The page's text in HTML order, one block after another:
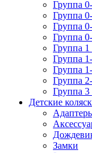
Группа
Группа
Группа
Группа
Группа 1
Группа
Группа
Группа
Группа 3
Детские
Замки